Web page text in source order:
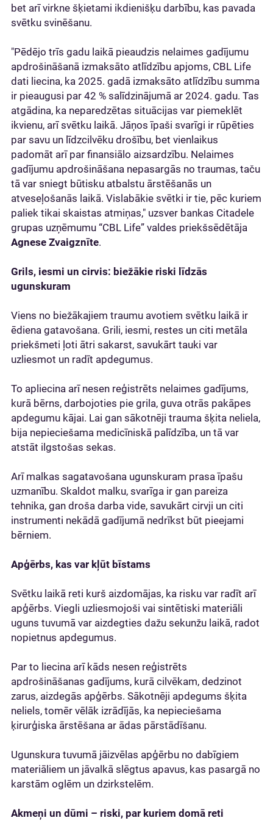
bet arī virkne šķietami ikdienišķu darbību, kas pavada
svētku svinēšanu.
"Pēdējo trīs gadu laikā pieaudzis nelaimes gadījumu
apdrošināšanā izmaksāto atlīdzību apjoms, CBL Life
dati liecina, ka 2025. gadā izmaksāto atlīdzību summa
ir pieaugusi par 42 % salīdzinājumā ar 2024. gadu. Tas
atgādina, ka neparedzētas situācijas var piemeklēt
ikvienu, arī svētku laikā. Jāņos īpaši svarīgi ir rūpēties
par savu un līdzcilvēku drošību, bet vienlaikus
padomāt arī par finansiālo aizsardzību. Nelaimes
gadījumu apdrošināšana nepasargās no traumas, taču
tā var sniegt būtisku atbalstu ārstēšanās un
atveseļošanās laikā. Vislabākie svētki ir tie, pēc kuriem
paliek tikai skaistas atmiņas," uzsver bankas Citadele
grupas uzņēmumu “CBL Life” valdes priekšsēdētāja
Agnese Zvaigznīte.
Grils, iesmi un cirvis: biežākie riski līdzās
ugunskuram
Viens no biežākajiem traumu avotiem svētku laikā ir
ēdiena gatavošana. Grili, iesmi, restes un citi metāla
priekšmeti ļoti ātri sakarst, savukārt tauki var
uzliesmot un radīt apdegumus.
To apliecina arī nesen reģistrēts nelaimes gadījums,
kurā bērns, darbojoties pie grila, guva otrās pakāpes
apdegumu kājai. Lai gan sākotnēji trauma šķita neliela,
bija nepieciešama medicīniskā palīdzība, un tā var
atstāt ilgstošas sekas.
Arī malkas sagatavošana ugunskuram prasa īpašu
uzmanību. Skaldot malku, svarīga ir gan pareiza
tehnika, gan droša darba vide, savukārt cirvji un citi
instrumenti nekādā gadījumā nedrīkst būt pieejami
bērniem.
Apģērbs, kas var kļūt bīstams
Svētku laikā reti kurš aizdomājas, ka risku var radīt arī
apģērbs. Viegli uzliesmojoši vai sintētiski materiāli
uguns tuvumā var aizdegties dažu sekunžu laikā, radot
nopietnus apdegumus.
Par to liecina arī kāds nesen reģistrēts
apdrošināšanas gadījums, kurā cilvēkam, dedzinot
zarus, aizdegās apģērbs. Sākotnēji apdegums šķita
neliels, tomēr vēlāk izrādījās, ka nepieciešama
ķirurģiska ārstēšana ar ādas pārstādīšanu.
Ugunskura tuvumā jāizvēlas apģērbu no dabīgiem
materiāliem un jāvalkā slēgtus apavus, kas pasargā no
karstām oglēm un dzirkstelēm.
Akmeņi un dūmi – riski, par kuriem domā reti